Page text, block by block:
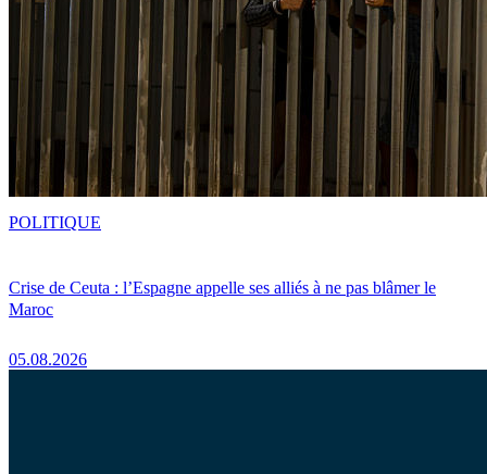
Crise de Ceuta : l’Espagne appelle ses alliés à ne pas blâmer le
Maroc
05.08.2026
POLITIQUE